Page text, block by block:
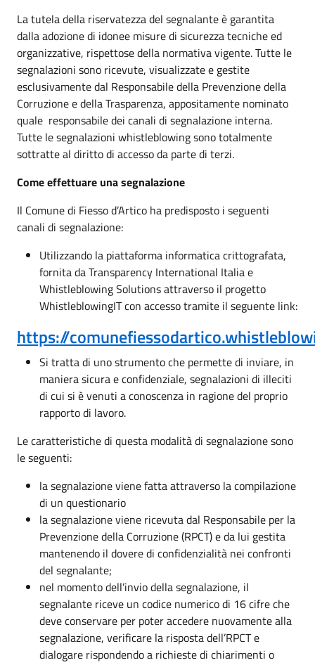
La tutela della riservatezza del segnalante è garantita
dalla adozione di idonee misure di sicurezza tecniche ed
organizzative, rispettose della normativa vigente. Tutte le
segnalazioni sono ricevute, visualizzate e gestite
esclusivamente dal Responsabile della Prevenzione della
Corruzione e della Trasparenza, appositamente nominato
quale responsabile dei canali di segnalazione interna.
Tutte le segnalazioni whistleblowing sono totalmente
sottratte al diritto di accesso da parte di terzi.
Come effettuare una segnalazione
Il Comune di Fiesso d’Artico ha predisposto i seguenti
canali di segnalazione:
Utilizzando la piattaforma informatica crittografata,
fornita da Transparency International Italia e
Whistleblowing Solutions attraverso il progetto
WhistleblowingIT con accesso tramite il seguente link:
https://
Si tratta di uno strumento che permette di inviare, in
maniera sicura e confidenziale, segnalazioni di illeciti
di cui si è venuti a conoscenza in ragione del proprio
rapporto di lavoro.
Le caratteristiche di questa modalità di segnalazione sono
le seguenti:
la segnalazione viene fatta attraverso la compilazione
di un questionario
la segnalazione viene ricevuta dal Responsabile per la
Prevenzione della Corruzione (RPCT) e da lui gestita
mantenendo il dovere di confidenzialità nei confronti
del segnalante;
nel momento dell’invio della segnalazione, il
segnalante riceve un codice numerico di 16 cifre che
deve conservare per poter accedere nuovamente alla
segnalazione, verificare la risposta dell’RPCT e
dialogare rispondendo a richieste di chiarimenti o